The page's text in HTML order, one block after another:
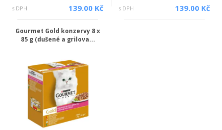
s DPH 139.00 Kč s DPH 139.00 Kč
Gourmet Gold konzervy 8 x
85 g (dušené a grilova...